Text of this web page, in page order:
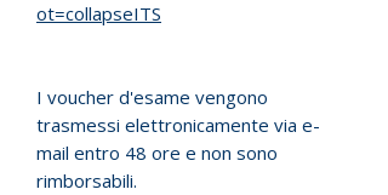
ot=collapseITS
I voucher d'esame vengono
trasmessi elettronicamente via e-
mail entro 48 ore e non sono
rimborsabili.